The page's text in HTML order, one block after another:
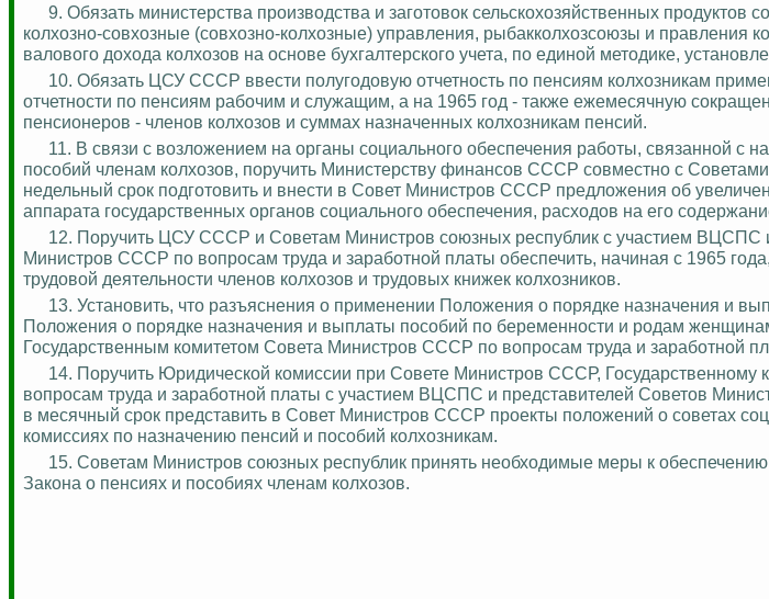
9. Обязать министерства производства и заготовок сельскохозяйственных продуктов
колхозно-совхозные (совхозно-колхозные) управления, рыбакколхозсоюзы и правления
валового дохода колхозов на основе бухгалтерского учета, по единой методике,
10. Обязать ЦСУ СССР ввести полугодовую отчетность по пенсиям колхозникам
отчетности по пенсиям рабочим и служащим, а на 1965 год - также ежемесячную
пенсионеров - членов колхозов и суммах назначенных колхозникам пенсий.
11. В связи с возложением на органы социального обеспечения работы, связанной с
пособий членам колхозов, поручить Министерству финансов СССР совместно с
недельный срок подготовить и внести в Совет Министров СССР предложения об
аппарата государственных органов социального обеспечения, расходов на его
12. Поручить ЦСУ СССР и Советам Министров союзных республик с участием ВЦСПС и
Министров СССР по вопросам труда и заработной платы обеспечить, начиная с 1965
трудовой деятельности членов колхозов и трудовых книжек колхозников.
13. Установить, что разъяснения о применении Положения о порядке назначения и
Положения о порядке назначения и выплаты пособий по беременности и родам
Государственным комитетом Совета Министров СССР по вопросам труда и заработной
14. Поручить Юридической комиссии при Совете Министров СССР,
вопросам труда и заработной платы с участием ВЦСПС и представителей Советов
в месячный срок представить в Совет Министров СССР проекты положений о советах
комиссиях по назначению пенсий и пособий колхозникам.
15. Советам Министров союзных республик принять необходимые меры к
Закона о пенсиях и пособиях членам колхозов.